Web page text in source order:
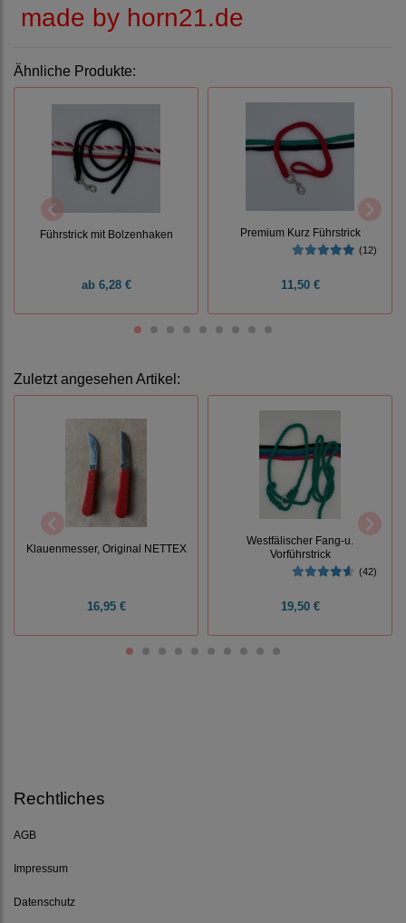
made by horn21.de
Ähnliche Produkte:
Führstrick mit Bolzenhaken
ab6,28 €
Premium Kurz Führstrick
(12)
11,50 €
Zuletzt angesehen Artikel:
Klauenmesser, Original NETTEX
16,95 €
Westfälischer Fang-u.
Vorführstrick
(42)
19,50 €
Rechtliches
AGB
Impressum
Datenschutz